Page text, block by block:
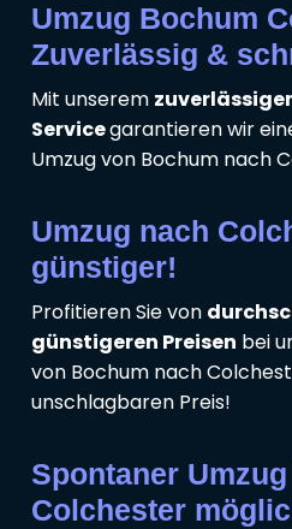
Umzug Bochum
Zuverlässig &
Mit unserem
Servicegarantieren wir
Umzug von Bochum nach
Umzug nach
günstiger!
Profitieren Sie von
günstigeren Preisen bei
von Bochum nach
unschlagbaren Preis!
Spontaner
Colchester